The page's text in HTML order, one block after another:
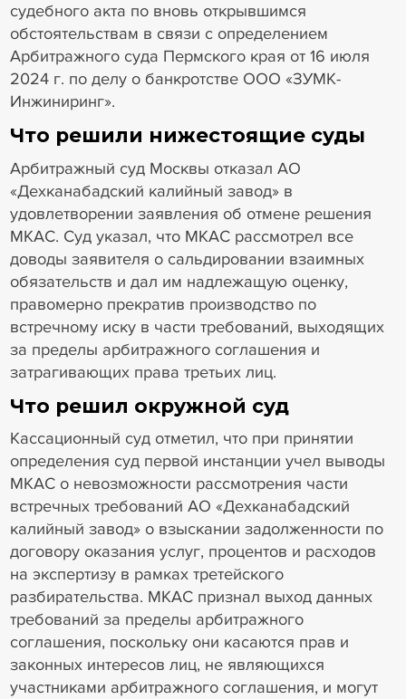
судебного акта по вновь открывшимся
обстоятельствам в связи с определением
Арбитражного суда Пермского края от 16 июля
2024 г. по делу о банкротстве ООО «ЗУМК-
Инжиниринг».
Что решили нижестоящие суды
Арбитражный суд Москвы отказал АО
«Дехканабадский калийный завод» в
удовлетворении заявления об отмене решения
МКАС. Суд указал, что МКАС рассмотрел все
доводы заявителя о сальдировании взаимных
обязательств и дал им надлежащую оценку,
правомерно прекратив производство по
встречному иску в части требований, выходящих
за пределы арбитражного соглашения и
затрагивающих права третьих лиц.
Что решил окружной суд
Кассационный суд отметил, что при принятии
определения суд первой инстанции учел выводы
МКАС о невозможности рассмотрения части
встречных требований АО «Дехканабадский
калийный завод» о взыскании задолженности по
договору оказания услуг, процентов и расходов
на экспертизу в рамках третейского
разбирательства. МКАС признал выход данных
требований за пределы арбитражного
соглашения, поскольку они касаются прав и
законных интересов лиц, не являющихся
участниками арбитражного соглашения, и могут